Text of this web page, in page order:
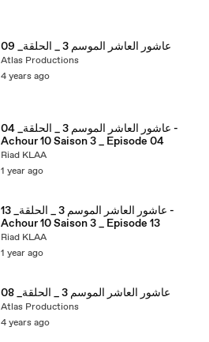
عاشور العاشر الموسم 3 _ الحلقة_ 09
Atlas Productions
4 years ago
عاشور العاشر الموسم 3 _ الحلقة_ 04 -
Achour 10 Saison 3 _ Episode 04
Riad KLAA
1 year ago
عاشور العاشر الموسم 3 _ الحلقة_ 13 -
Achour 10 Saison 3 _ Episode 13
Riad KLAA
1 year ago
عاشور العاشر الموسم 3 _ الحلقة_ 08
Atlas Productions
4 years ago